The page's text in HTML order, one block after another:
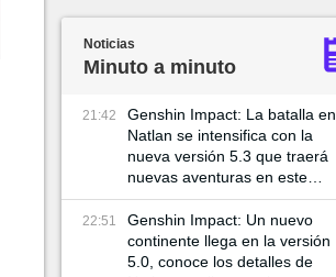
Noticias
Minuto a minuto
21:42
Genshin Impact: La batalla en
Natlan se intensifica con la
nueva versión 5.3 que traerá
nuevas aventuras en este
mundo
22:51
Genshin Impact: Un nuevo
continente llega en la versión
5.0, conoce los detalles de